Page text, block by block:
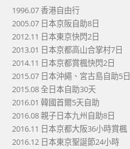
1996.07 香港自由行
2005.07 日本京阪自助8日
2012.11 日本東京快閃2日
2013.01 日本京都高山合掌村7日
2014.11 日本京都賞楓快閃2日
2015.07 日本沖繩、宮古島自助5日
2015.08 全日本自助30天
2016.01 韓國首爾5天自助
2016.08 親子日本九州自助8日
2016.11 日本京都大阪36小時賞楓
2016.12 日本東京聖誕節24小時